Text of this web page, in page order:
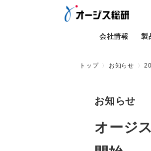
会社情報 製
トップ お知らせ
お知らせ
オージ